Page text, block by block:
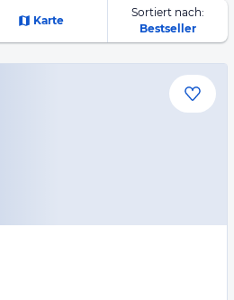
Karte
Sortiert nach:
Bestseller